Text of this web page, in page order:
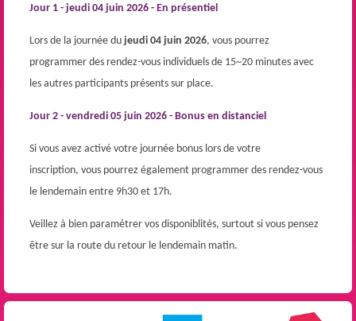
Jour 1 - jeudi 04 juin 2026 - En présentiel
Lors de la journée du jeudi 04 juin 2026, vous pourrez
programmer des rendez-vous individuels de 15~20 minutes avec
les autres participants présents sur place.
Jour 2 - vendredi 05 juin 2026 - Bonus en distanciel
Si vous avez activé votre journée bonus lors de votre
inscription, vous pourrez également programmer des rendez-vous
le lendemain entre 9h30 et 17h.
Veillez à bien paramétrer vos disponiblités, surtout si vous pensez
être sur la route du retour le lendemain matin.